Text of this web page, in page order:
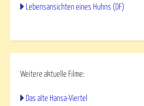
Lebensansichten eines Huhns (DF)
Weitere aktuelle Filme:
Das alte Hansa-Viertel